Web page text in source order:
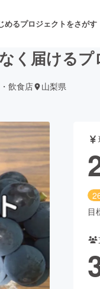
めるプロジェクトをさがす
舞台・パフォーマ
フード・飲食店
アニメ・漫画
ビューティー・
く届ける
飲食店 山梨県
目